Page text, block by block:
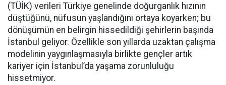
(TÜİK) verileri Türkiye genelinde doğurganlık hızının
düştüğünü, nüfusun yaşlandığını ortaya koyarken; bu
dönüşümün en belirgin hissedildiği şehirlerin başında
İstanbul geliyor. Özellikle son yıllarda uzaktan çalışma
modelinin yaygınlaşmasıyla birlikte gençler artık
kariyer için İstanbul’da yaşama zorunluluğu
hissetmiyor.